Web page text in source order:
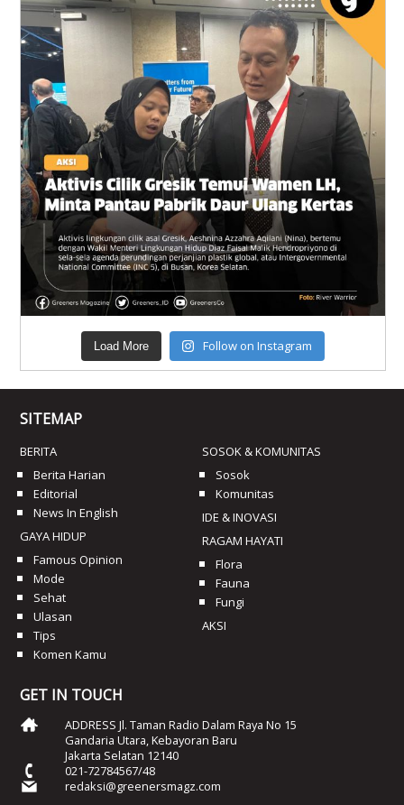
Load More Follow on Instagram
SITEMAP
BERITA
Berita Harian
Editorial
News In English
GAYA HIDUP
Famous Opinion
Mode
Sehat
Ulasan
Tips
Komen Kamu
SOSOK & KOMUNITAS
Sosok
Komunitas
IDE & INOVASI
RAGAM HAYATI
Flora
Fauna
Fungi
AKSI
GET IN TOUCH
ADDRESS Jl. Taman Radio Dalam Raya No 15
Gandaria Utara, Kebayoran Baru
Jakarta Selatan 12140
021-72784567/48
redaksi@greenersmagz.com